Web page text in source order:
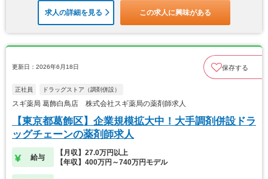
求人の詳細を見る この求人に興味がある
更新日：2026年6月18日 保存する
正社員 ドラッグストア（調剤併設）
スギ薬局 葛飾白鳥店 株式会社スギ薬局の薬剤師求人
【東京都葛飾区】企業規模拡大中！大手調剤併設ドラ
ッグチェーンの薬剤師求人
給与
【月収】27.0万円以上
【年収】400万円～740万円モデル